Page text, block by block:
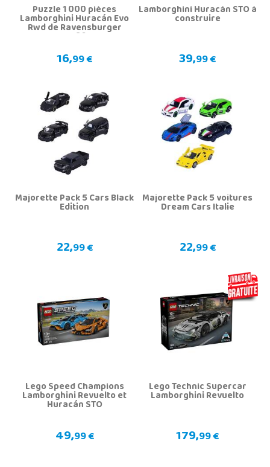
Puzzle 1 000 pièces
Lamborghini Huracán Evo
Rwd de Ravensburger
17186
16,99 €
Lamborghini Huracán STO à
construire
39,99 €
Majorette Pack 5 Cars Black
Edition
22,99 €
Majorette Pack 5 voitures
Dream Cars Italie
22,99 €
Lego Speed Champions
Lamborghini Revuelto et
Huracán STO
49,99 €
Lego Technic Supercar
Lamborghini Revuelto
179,99 €